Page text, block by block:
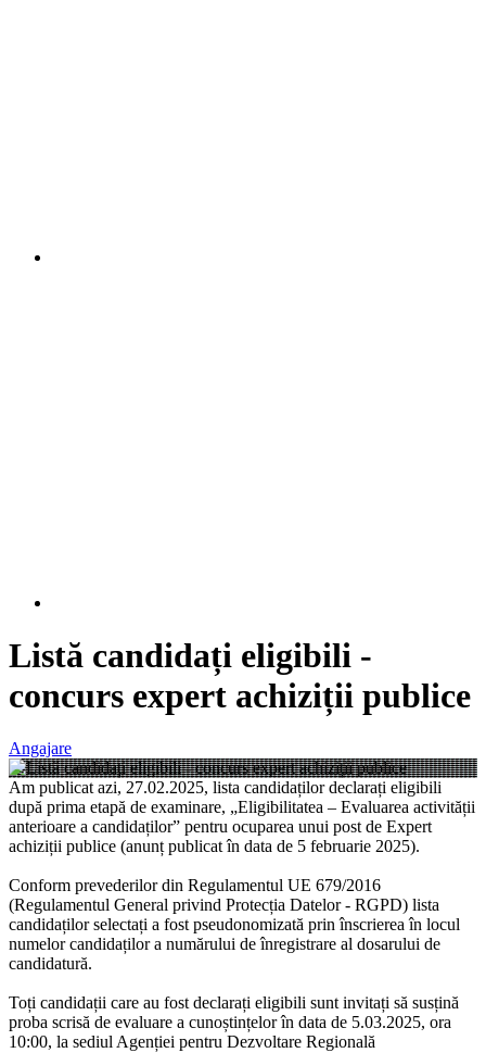
Listă candidați eligibili -
concurs expert achiziții publice
Angajare
Am publicat azi, 27.02.2025, lista candidaților declarați eligibili
după prima etapă de examinare, „Eligibilitatea – Evaluarea activității
anterioare a candidaților” pentru ocuparea unui post de Expert
achiziții publice (anunț publicat în data de 5 februarie 2025).
Conform prevederilor din Regulamentul UE 679/2016
(Regulamentul General privind Protecția Datelor - RGPD) lista
candidaților selectați a fost pseudonomizată prin înscrierea în locul
numelor candidaților a numărului de înregistrare al dosarului de
candidatură.
Toți candidații care au fost declarați eligibili sunt invitați să susțină
proba scrisă de evaluare a cunoștințelor în data de 5.03.2025, ora
10:00, la sediul Agenției pentru Dezvoltare Regională